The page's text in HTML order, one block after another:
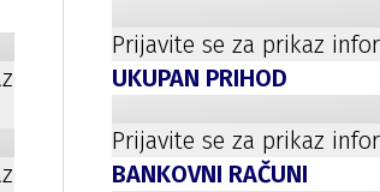
Prijavite se za prikaz
UKUPAN PRIHOD
Prijavite se za prikaz
BANKOVNI RAČUNI